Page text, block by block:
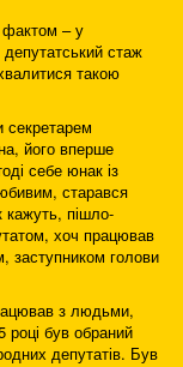
– у
стаж
такою
його вперше
себе юнак із
старався
кажуть, пішло-
хоч працював
заступником голови
з людьми,
році був обраний
депутатів. Був